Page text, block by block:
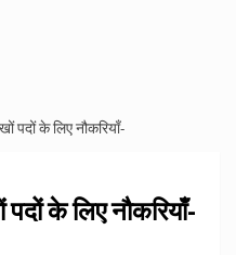
पदों के लिए नौकरियाँ-
के लिए नौकरियाँ-